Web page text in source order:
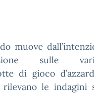
muove
sulle
di gioco
rilevano le